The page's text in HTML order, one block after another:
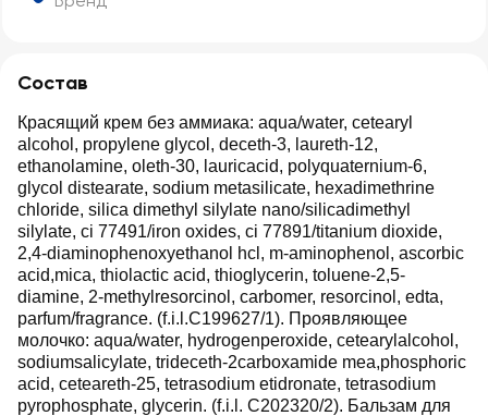
Состав
Красящий крем без аммиака: aqua/water, cetearyl
alcohol, propylene glycol, deceth-3, laureth-12,
ethanolamine, oleth-30, lauricacid, polyquaternium-6,
glycol distearate, sodium metasilicate, hexadimethrine
chloride, silica dimethyl silylate nano/silicadimethyl
silylate, ci 77491/iron oxides, ci 77891/titanium dioxide,
2,4-diaminophenoxyethanol hcl, m-aminophenol, ascorbic
acid,mica, thiolactic acid, thioglycerin, toluene-2,5-
diamine, 2-methylresorcinol, carbomer, resorcinol, edta,
parfum/fragrance. (f.i.l.C199627/1). Проявляющее
молочко: aqua/water, hydrogenperoxide, cetearylalcohol,
sodiumsalicylate, trideceth-2carboxamide mea,phosphoric
acid, ceteareth-25, tetrasodium etidronate, tetrasodium
pyrophosphate, glycerin. (f.i.l. C202320/2). Бальзам для